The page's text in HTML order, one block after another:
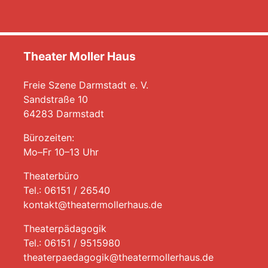
Theater Moller Haus
Freie Szene Darmstadt e. V.
Sandstraße 10
64283 Darmstadt
Bürozeiten:
Mo–Fr 10–13 Uhr
Theaterbüro
Tel.: 06151 / 26540
kontakt@theatermollerhaus.de
Theaterpädagogik
Tel.: 06151 / 9515980
theaterpaedagogik@theatermollerhaus.de